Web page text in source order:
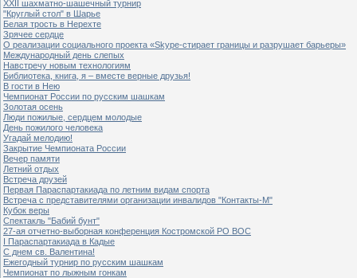
XXII шахматно-шашечный турнир
"Круглый стол" в Шарье
Белая трость в Нерехте
Зрячее сердце
О реализации социального проекта «Skype-стирает границы и разрушает барьеры»
Международный день слепых
Навстречу новым технологиям
Библиотека, книга, я – вместе верные друзья!
В гости в Нею
Чемпионат России по русским шашкам
Золотая осень
Люди пожилые, сердцем молодые
День пожилого человека
Угадай мелодию!
Закрытие Чемпионата России
Вечер памяти
Летний отдых
Встреча друзей
Первая Параспартакиада по летним видам спорта
Встреча с представителями организации инвалидов "Контакты-М"
Кубок веры
Спектакль "Бабий бунт"
27-ая отчетно-выборная конференция Костромской РО ВОС
I Параспартакиада в Кадые
С днем св. Валентина!
Ежегодный турнир по русским шашкам
Чемпионат по лыжным гонкам